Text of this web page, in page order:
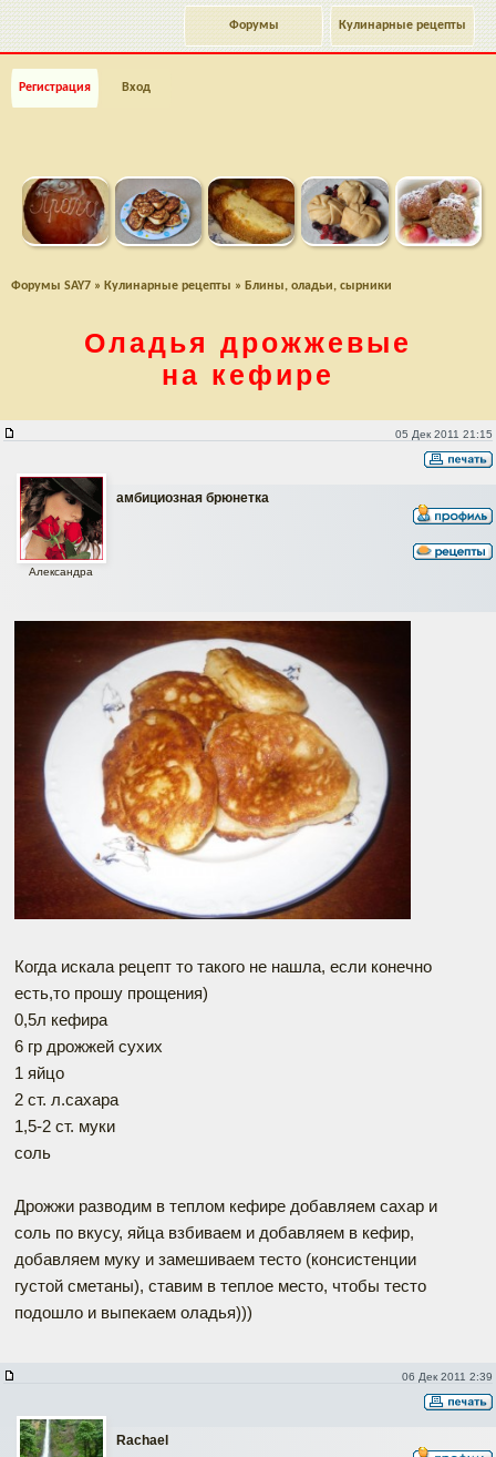
Кулинарные рецепты
Форумы
Регистрация Вход
Форумы SAY7 » Кулинарные рецепты » Блины, оладьи, сырники
Оладья дрожжевые
на кефире
05 Дек 2011 21:15
амбициозная брюнетка
Александра
Когда искала рецепт то такого не нашла, если конечно
есть,то прошу прощения)
0,5л кефира
6 гр дрожжей сухих
1 яйцо
2 ст. л.сахара
1,5-2 ст. муки
соль
Дрожжи разводим в теплом кефире добавляем сахар и
соль по вкусу, яйца взбиваем и добавляем в кефир,
добавляем муку и замешиваем тесто (консистенции
густой сметаны), ставим в теплое место, чтобы тесто
подошло и выпекаем оладья)))
06 Дек 2011 2:39
Rachael